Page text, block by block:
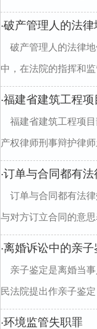
·破产管理人的法律
破产管理人的法律
中，在法院的指挥和
·福建省建筑工程
福建省建筑工程项
产权律师刑事辩护律
·订单与合同都有法
订单与合同都有法
与对方订立合同的意
·离婚诉讼中的亲子
亲子鉴定是离婚当
民法院提出作亲子鉴
·环境监管失职罪